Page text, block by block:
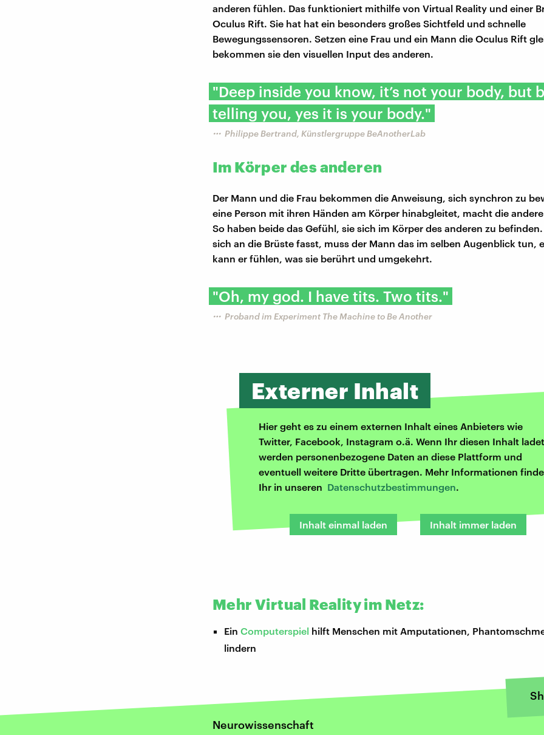
anderen fühlen. Das funktioniert mithilfe von Virtual Reality und einer
Oculus Rift. Sie hat hat ein besonders großes Sichtfeld und schnelle
Bewegungssensoren. Setzen eine Frau und ein Mann die Oculus Rift
bekommen sie den visuellen Input des anderen.
"Deep inside you know, it’s not your body, but
telling you, yes it is your body."
Philippe Bertrand, Künstlergruppe BeAnotherLab
Im Körper des anderen
Der Mann und die Frau bekommen die Anweisung, sich synchron zu
eine Person mit ihren Händen am Körper hinabgleitet, macht die
So haben beide das Gefühl, sie sich im Körper des anderen zu befinden.
sich an die Brüste fasst, muss der Mann das im selben Augenblick tun,
kann er fühlen, was sie berührt und umgekehrt.
"Oh, my god. I have tits. Two tits."
Proband im Experiment The Machine to Be Another
Externer Inhalt
Hier geht es zu einem externen Inhalt eines Anbieters wie
Twitter, Facebook, Instagram o.ä. Wenn Ihr diesen Inhalt
werden personenbezogene Daten an diese Plattform und
eventuell weitere Dritte übertragen. Mehr Informationen
Ihr in unseren Datenschutzbestimmungen.
Inhalt einmal laden Inhalt immer laden
Mehr Virtual Reality im Netz:
EinComputerspiel hilft Menschen mit Amputationen,
lindern
Neurowissenschaft